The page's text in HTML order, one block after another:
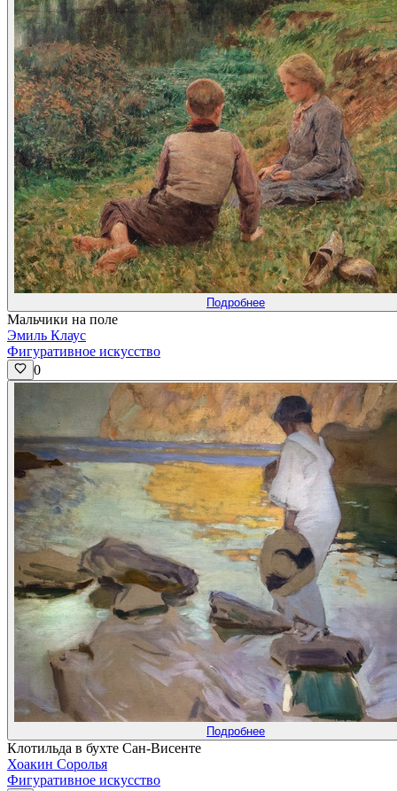
Подробнее
Мальчики на поле
Эмиль Клаус
Фигуративное искусство
0
Подробнее
Клотильда в бухте Сан-Висенте
Хоакин Соролья
Фигуративное искусство